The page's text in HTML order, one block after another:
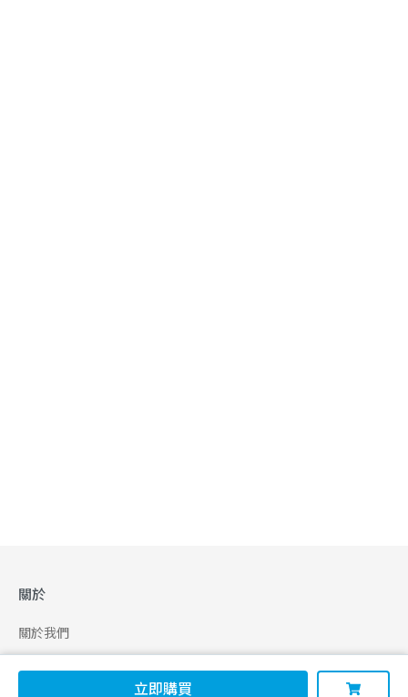
立即購買
關於
關於我們
合作申請